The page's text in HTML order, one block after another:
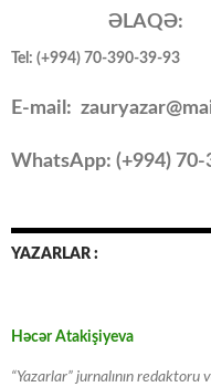
ƏLAQƏ:
Tel: (+994) 70-390-39-93
E-mail:
WhatsApp: (+994)
YAZARLAR :
Həcər Atakişiyeva
“Yazarlar” jurnalının redaktoru